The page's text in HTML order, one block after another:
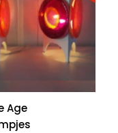
Age